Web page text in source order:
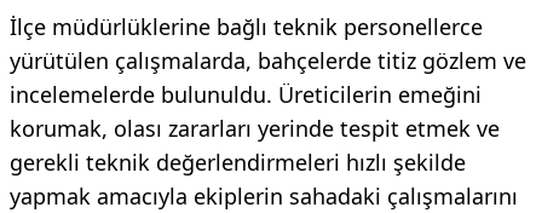
İlçe müdürlüklerine bağlı teknik personellerce
yürütülen çalışmalarda, bahçelerde titiz gözlem ve
incelemelerde bulunuldu. Üreticilerin emeğini
korumak, olası zararları yerinde tespit etmek ve
gerekli teknik değerlendirmeleri hızlı şekilde
yapmak amacıyla ekiplerin sahadaki çalışmalarını